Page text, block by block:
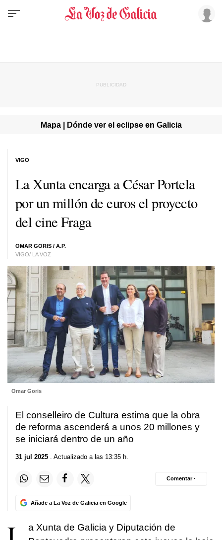
Mapa | Dónde ver el eclipse en Galicia
La Xunta encarga a César Portela
por un millón de euros el proyecto
del cine Fraga
OMAR GORIS / A.P.
VIGO/ LA VOZ
VIGO
Omar Goris
El conselleiro de Cultura estima que la obra
de reforma ascenderá a unos 20 millones y
se iniciará dentro de un año
31 jul 2025 . Actualizado a las 13:35 h.
Añade a La Voz de Galicia en Google
Comentar ·
a Xunta de Galicia y Diputación de